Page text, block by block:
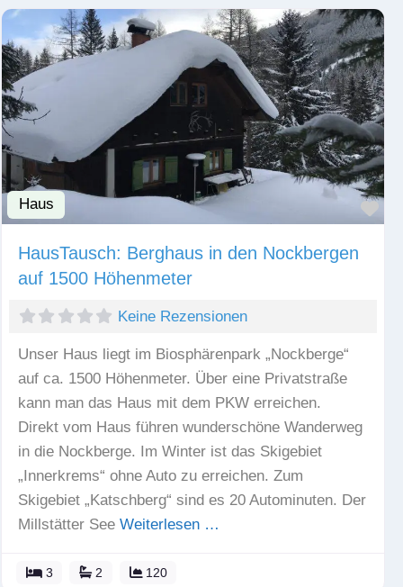
Haus
HausTausch: Berghaus in den Nockbergen
auf 1500 Höhenmeter
Keine Rezensionen
Unser Haus liegt im Biosphärenpark „Nockberge“
auf ca. 1500 Höhenmeter. Über eine Privatstraße
kann man das Haus mit dem PKW erreichen.
Direkt vom Haus führen wunderschöne Wanderweg
in die Nockberge. Im Winter ist das Skigebiet
„Innerkrems“ ohne Auto zu erreichen. Zum
Skigebiet „Katschberg“ sind es 20 Autominuten. Der
Millstätter See Weiterlesen …
3 2 120